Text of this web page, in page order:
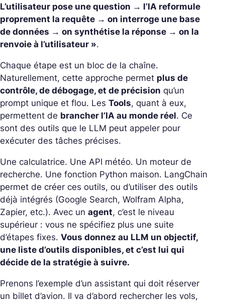
L’utilisateur pose une question → l’IA reformule
proprement la requête → on interroge une base
de données → on synthétise la réponse → on la
renvoie à l’utilisateur ».
Chaque étape est un bloc de la chaîne.
Naturellement, cette approche permet plus de
contrôle, de débogage, et de précision qu’un
prompt unique et flou. Les Tools, quant à eux,
permettent de brancher l’IA au monde réel. Ce
sont des outils que le LLM peut appeler pour
exécuter des tâches précises.
Une calculatrice. Une API météo. Un moteur de
recherche. Une fonction Python maison. LangChain
permet de créer ces outils, ou d’utiliser des outils
déjà intégrés (Google Search, Wolfram Alpha,
Zapier, etc.). Avec un agent, c’est le niveau
supérieur : vous ne spécifiez plus une suite
d’étapes fixes. Vous donnez au LLM un objectif,
une liste d’outils disponibles, et c’est lui qui
décide de la stratégie à suivre.
Prenons l’exemple d’un assistant qui doit réserver
un billet d’avion. Il va d’abord rechercher les vols,